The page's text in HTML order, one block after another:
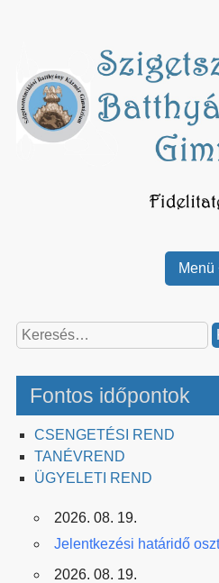
Menü
Keresés:
Fontos időpontok
CSENGETÉSI REND
TANÉVREND
ÜGYELETI REND
2026. 08. 19.
Jelentkezési határidő
2026. 08. 19.